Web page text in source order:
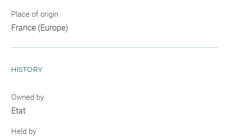
Place of origin
France (Europe)
HISTORY
Owned by
Etat
Held by